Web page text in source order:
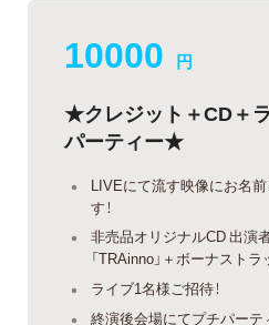
10000 円
★クレジット＋CD＋
パーティー★
LIVEにて流す映像にお名
す！
非売品オリジナルCD 出演
「TRAinno」＋ボーナストラ
ライブ1名様ご招待！
終演後会場にてプチパーテ